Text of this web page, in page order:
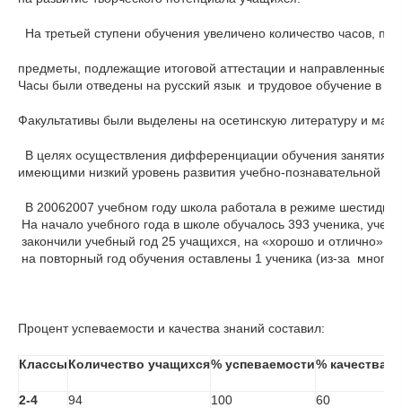
На третьей ступени обучения увеличено количество часов,
предметы, подлежащие итоговой аттестации и направленные
Часы были отведены на русский язык  и трудовое обучение в
Факультативы были выделены на осетинскую литературу и
В целях осуществления дифференциации обучения занятия
имеющими низкий уровень развития учебно-познавательной
В 20062007 учебном году школа работала в режиме
На начало учебного года в школе обучалось 393 ученика,
закончили учебный год 25 учащихся, на «хорошо и отлично» -
на повторный год обучения оставлены 1 ученика (из-за
Процент успеваемости и качества знаний составил:
КлассыКоличество учащихся% успеваемости% качества
2-4 94 100 60